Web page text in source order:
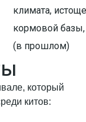
климата,
кормовой базы,
(в прошлом)
который
китов: